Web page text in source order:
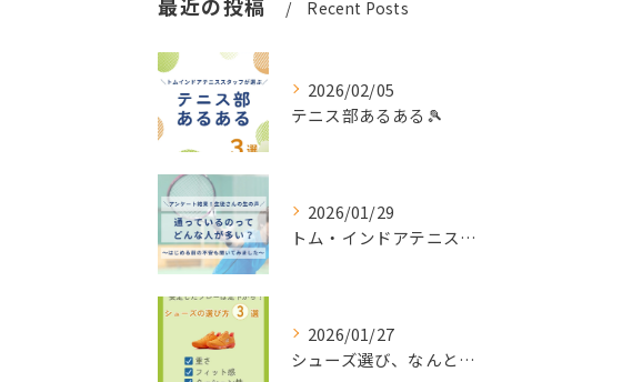
Recent Posts
2026/02/05
テニス部あるある🎾
2026/01/29
トム・インドアテニスに通ってる人って
2026/01/27
シューズ選び、なんとなくで決めてない？👟